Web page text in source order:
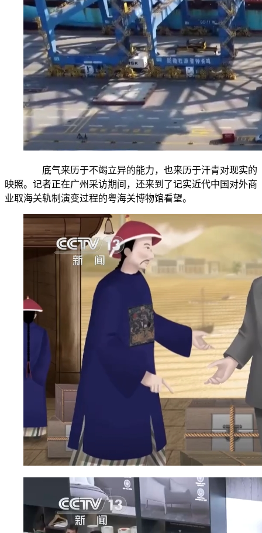
底气来历于不竭立异的能力，也来历于汗青对现实的
映照。记者正在广州采访期间，还来到了记实近代中国对外商
业取海关轨制演变过程的粤海关博物馆看望。